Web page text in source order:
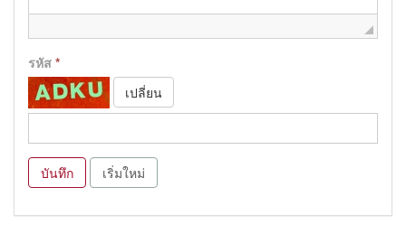
รหัส *
เปลี่ยน
บันทึก เริ่มใหม่